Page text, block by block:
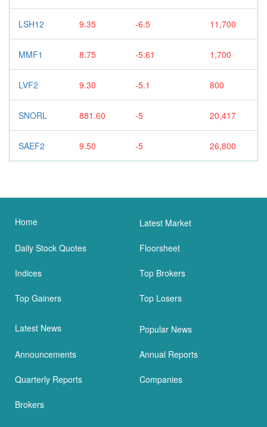
LSH12 9.35 -6.5 11,700
MMF1 8.75 -5.61 1,700
LVF2 9.30 -5.1 800
SNORL 881.60 -5 20,417
SAEF2 9.50 -5 26,800
Home Latest Market
Daily Stock Quotes Floorsheet
Indices Top Brokers
Top Gainers Top Losers
Latest News Popular News
Announcements Annual Reports
Quarterly Reports Companies
Brokers